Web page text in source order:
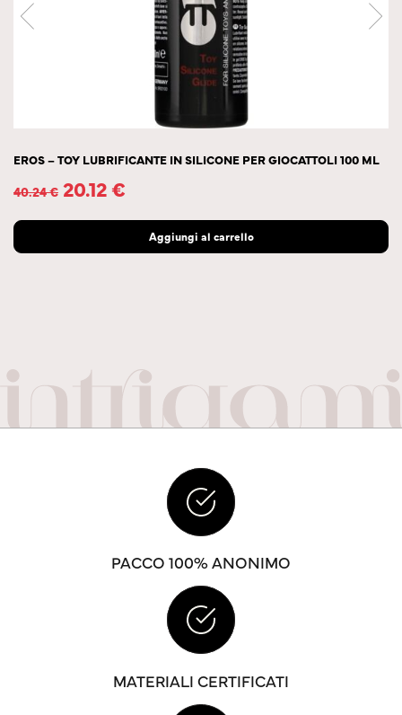
EROS – TOY LUBRIFICANTE IN SILICONE PER GIOCATTOLI 100 ML
40.24€ 20.12€
Aggiungi al carrello
PACCO 100% ANONIMO
MATERIALI CERTIFICATI